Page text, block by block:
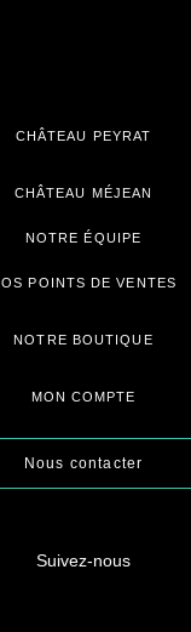
CHÂTEAU PEYRAT
CHÂTEAU MÉJEAN
NOTRE ÉQUIPE
POINTS DE VENTES
NOTRE BOUTIQUE
MON COMPTE
Nous contacter
Suivez-nous